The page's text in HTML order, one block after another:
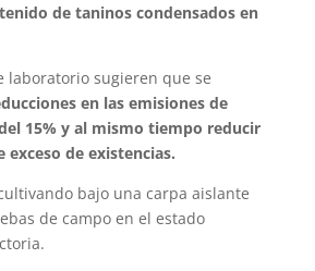
de taninos condensados ​​en
laboratorio sugieren que se
en las emisiones de
15% y al mismo tiempo reducir
exceso de existencias.
bajo una carpa aislante
de campo en el estado